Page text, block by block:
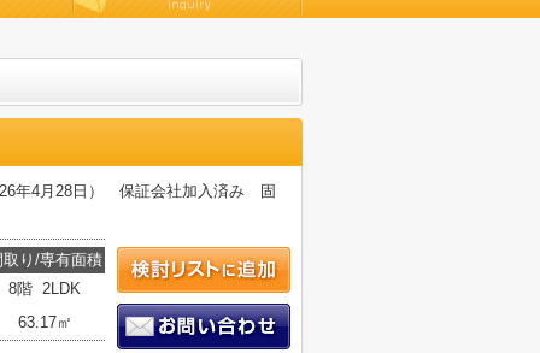
年4月28日） 保証会社加入済み 固
取り/専有面積
8階 2LDK
63.17㎡